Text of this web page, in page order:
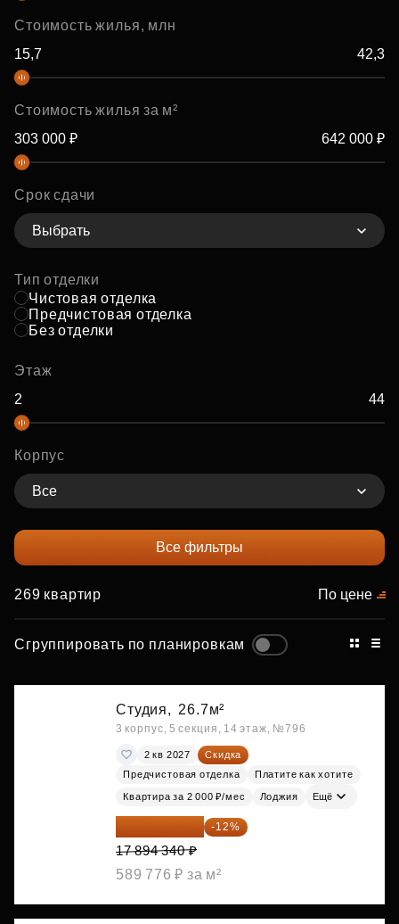
Стоимость жилья, млн
Стоимость жилья за м²
Срок сдачи
Выбрать
Тип отделки
Чистовая отделка
Предчистовая отделка
Без отделки
Этаж
Корпус
Все
Все фильтры
269 квартир
Сгруппировать по планировкам
По цене
Студия, 26.7м²
3 корпус, 5 секция, 14 этаж, №796
2 кв 2027
Скидка
Предчистовая отделка
Платите как хотите
Квартира за 2 000 ₽/мес Лоджия Ещё
15 747 019 ₽ -12%
17 894 340 ₽
589 776 ₽ за м²